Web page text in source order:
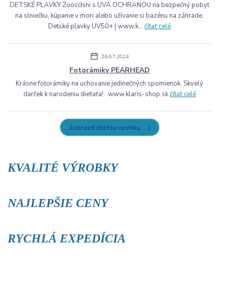
DETSKÉ PLAVKY Zoocchini s UVA OCHRANOU na bezpečný pobyt
na slniečku, kúpanie v mori alebo užívanie si bazénu na záhrade.
Detské plavky UV50+ | www.k...čítať celé
26.07.2024
Fotorámiky PEARHEAD
Krásne fotorámiky na uchovanie jedinečných spomienok. Skvelý
darček k narodeniu dieťaťa! www.klaris-shop.skčítať celé
Zobraziť všetky novinky
KVALITÉ VÝROBKY
NAJLEPŠIE CENY
RYCHLÁ EXPEDÍCIA